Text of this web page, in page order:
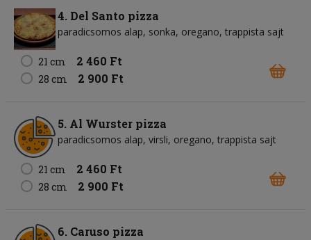
4. Del Santo pizza
paradicsomos alap sonka oregano trappista sajt
21 cm 2 460 Ft
28 cm 2 900 Ft
5. Al Wurster pizza
paradicsomos alap virsli oregano trappista sajt
21 cm 2 460 Ft
28 cm 2 900 Ft
6. Caruso pizza